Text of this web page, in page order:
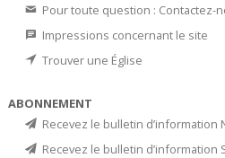
Pour toute question : Contactez-
Impressions concernant le site
Trouver une Église
ABONNEMENT
Recevez le bulletin
Recevez le bulletin d’information